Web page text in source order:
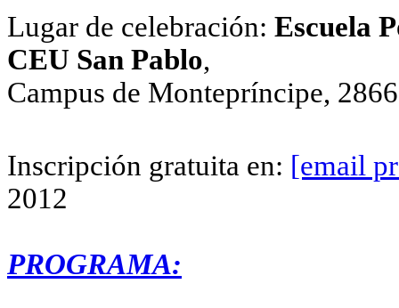
Lugar de celebración: Escuela
CEU San Pablo,
Campus de Montepríncipe,
Inscripción gratuita en: [email
2012
PROGRAMA: